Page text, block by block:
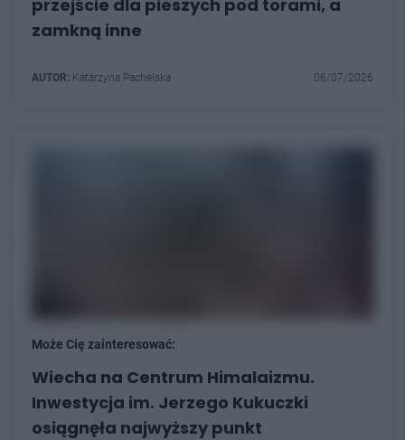
przejście dla pieszych pod torami, a
zamkną inne
AUTOR: Katarzyna Pachelska 06/07/2026
Może Cię zainteresować:
Wiecha na Centrum Himalaizmu.
Inwestycja im. Jerzego Kukuczki
osiągnęła najwyższy punkt